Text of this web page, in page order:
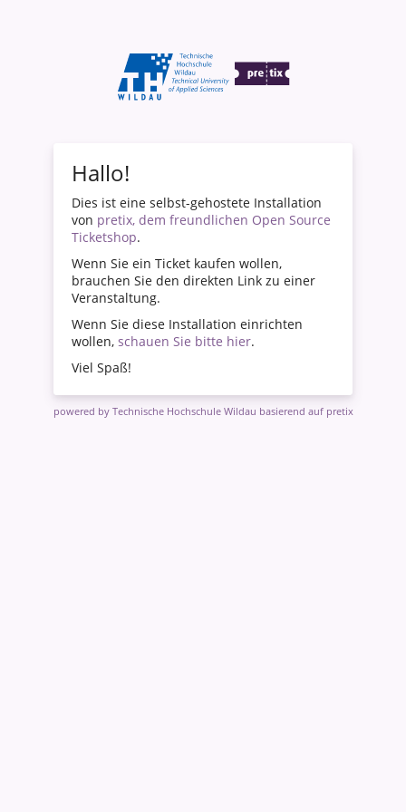
Hallo!
Dies ist eine selbst-gehostete Installation
von pretix, dem freundlichen Open Source
Ticketshop.
Wenn Sie ein Ticket kaufen wollen,
brauchen Sie den direkten Link zu einer
Veranstaltung.
Wenn Sie diese Installation einrichten
wollen, schauen Sie bitte hier.
Viel Spaß!
powered by Technische Hochschule Wildau basierend auf pretix